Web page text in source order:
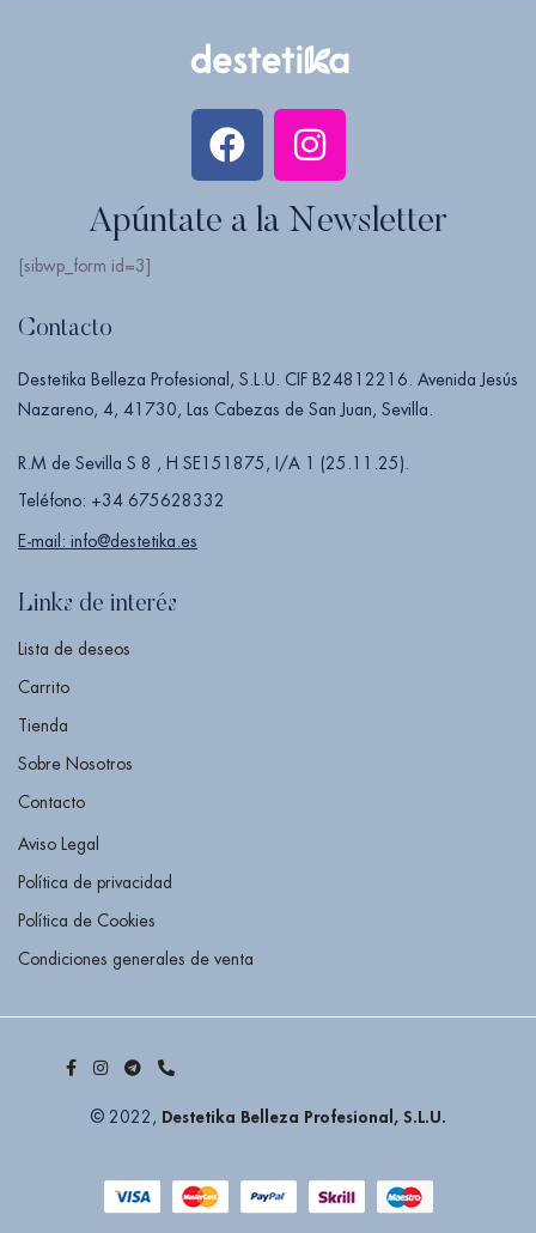
Apúntate a la Newsletter
[sibwp_form id=3]
Contacto
Destetika Belleza Profesional, S.L.U. CIF B24812216. Avenida Jesús
Nazareno, 4, 41730, Las Cabezas de San Juan, Sevilla.
R.M de Sevilla S 8 , H SE151875, I/A 1 (25.11.25).
Teléfono: +34 675628332
E-mail: info@destetika.es
Links de interés
Lista de deseos
Carrito
Tienda
Sobre Nosotros
Contacto
Aviso Legal
Política de privacidad
Política de Cookies
Condiciones generales de venta
© 2022, Destetika Belleza Profesional, S.L.U.